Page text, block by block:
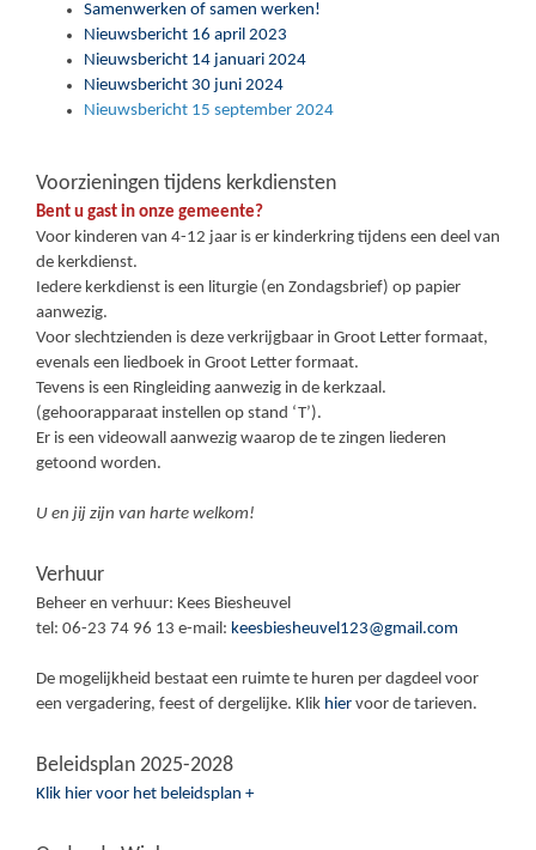
Samenwerken of samen werken!
Nieuwsbericht 16 april 2023
Nieuwsbericht 14 januari 2024
Nieuwsbericht 30 juni 2024
Nieuwsbericht 15 september 2024
Voorzieningen tijdens kerkdiensten
Bent u gast in onze gemeente?
Voor kinderen van 4-12 jaar is er kinderkring tijdens een deel van
de kerkdienst.
Iedere kerkdienst is een liturgie (en Zondagsbrief) op papier
aanwezig.
Voor slechtzienden is deze verkrijgbaar in Groot Letter formaat,
evenals een liedboek in Groot Letter formaat.
Tevens is een Ringleiding aanwezig in de kerkzaal.
(gehoorapparaat instellen op stand ‘T’).
Er is een videowall aanwezig waarop de te zingen liederen
getoond worden.
U en jij zijn van harte welkom!
Verhuur
Beheer en verhuur: Kees Biesheuvel
tel: 06-23 74 96 13 e-mail: keesbiesheuvel123@gmail.com
De mogelijkheid bestaat een ruimte te huren per dagdeel voor
een vergadering, feest of dergelijke. Klik hier voor de tarieven.
Beleidsplan 2025-2028
Klik hier voor het beleidsplan +